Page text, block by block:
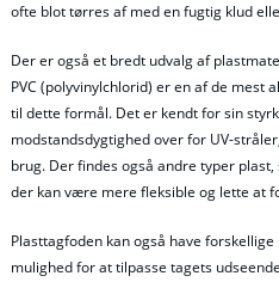
ofte blot tørres af med en fugtig klud
Der er også et bredt udvalg af
PVC (polyvinylchlorid) er en af de mest
til dette formål. Det er kendt for sin
modstandsdygtighed over for UV-
brug. Der findes også andre typer
der kan være mere fleksible og lette at
Plasttagfoden kan også have
mulighed for at tilpasse tagets